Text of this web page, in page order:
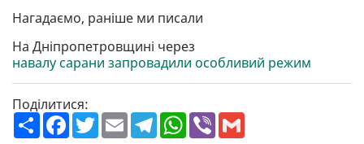
Нагадаємо, раніше ми писали
На Дніпропетровщині через
навалу сарани запровадили особливий режим
Поділитися:
П
о
F
a
T
w
E
m
T
e
W
h
V